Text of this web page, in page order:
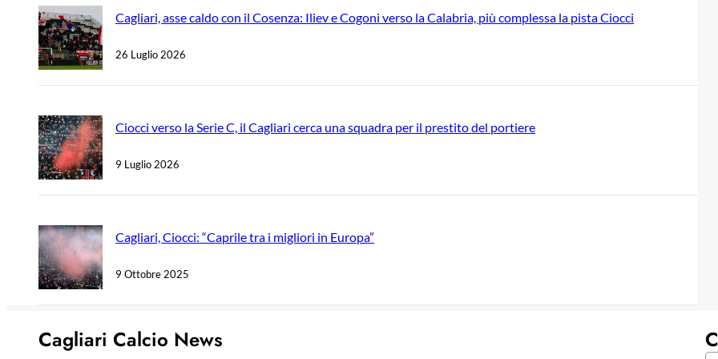
Cagliari, asse caldo con il Cosenza: Iliev e Cogoni verso la Calabria, più complessa la pista Ciocci
26 Luglio 2026
Ciocci verso la Serie C, il Cagliari cerca una squadra per il prestito del portiere
9 Luglio 2026
Cagliari, Ciocci: “Caprile tra i migliori in Europa”
9 Ottobre 2025
Cagliari Calcio News